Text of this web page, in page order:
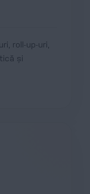
roll-up-uri,
și